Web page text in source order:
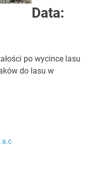
Data:
po wycince lasu
do lasu w
a.c